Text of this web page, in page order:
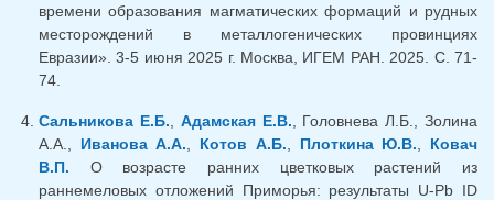
времени образования магматических формаций и рудных
месторождений в металлогенических провинциях
Евразии». 3-5 июня 2025 г. Москва, ИГЕМ РАН. 2025. С. 71-
74.
Сальникова Е.Б. Адамская Е.В. , Головнева Л.Б., Золина
А.А., Иванова А.А. Котов А.Б. Плоткина Ю.В.
Ковач
В.П. О возрасте ранних цветковых растений из
раннемеловых отложений Приморья: результаты U-Pb ID